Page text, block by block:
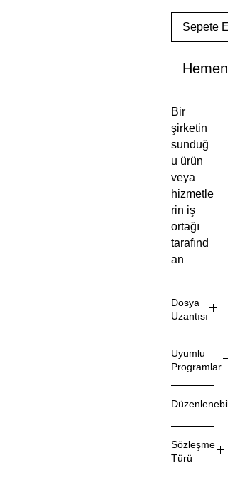
Sepete
Hemen
Bir
şirketin
sunduğ
u ürün
veya
hizmetle
rin iş
ortağı
tarafınd
an
pazarla
satılmas
ını
yen İş
Birliği
Sözleş
mesi,
Dosya
Uzantısı
Uyumlu
Programlar
t Word
Sözleşme
Türü